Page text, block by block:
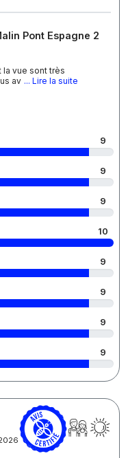
Pont Espagne 2
la vue sont très
av ... Lire la suite
9
9
9
10
9
9
9
9